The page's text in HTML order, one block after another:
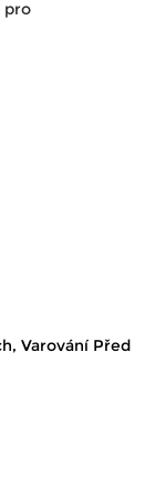
pro
Varování Před